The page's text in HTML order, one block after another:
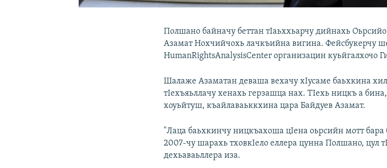
Полшано байначу беттан тIаьххьарчу дийнахь
Азамат Нохчийчохь лачкъийна вигина. Фейсбукерчу
HumanRightsAnalysisCenter организацин куьйгалхочо
Шалаже Азаматан деваша вехачу хIусаме баьхкина
тIехъяьллачу хенахь герзашца нах. ТIехь ницкъ а бина,
хоуьйтуш, къайлаваьккхина цара Байдуев Азамат.
"Лаца баьхкинчу ницкъахоша цIена оьрсийн мотт бара
2007-чу шарахь тховкIело еллера цунна Полшано, цул
дехьаваьллера иза.